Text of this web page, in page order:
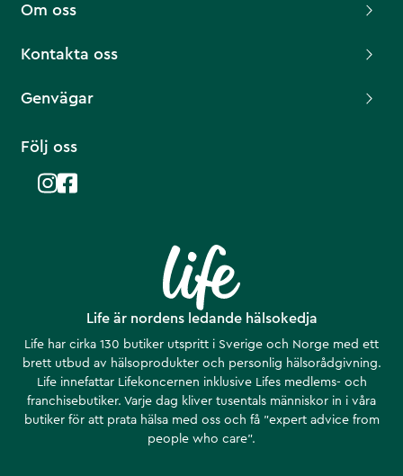
Life är nordens ledande hälsokedja
Life har cirka 130 butiker utspritt i Sverige och Norge med ett
brett utbud av hälsoprodukter och personlig hälsorådgivning.
Life innefattar Lifekoncernen inklusive Lifes medlems- och
franchisebutiker. Varje dag kliver tusentals människor in i våra
butiker för att prata hälsa med oss och få ”expert advice from
people who care”.
Om oss
Kontakta oss
Genvägar
Följ oss